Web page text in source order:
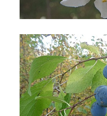
Susino